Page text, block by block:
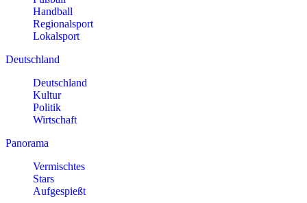
Handball
Regionalsport
Lokalsport
Deutschland
Deutschland
Kultur
Politik
Wirtschaft
Panorama
Vermischtes
Stars
Aufgespießt